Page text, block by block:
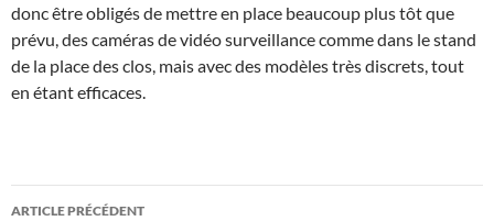
donc être obligés de mettre en place beaucoup plus tôt que
prévu, des caméras de vidéo surveillance comme dans le stand
de la place des clos, mais avec des modèles très discrets, tout
en étant efficaces.
Navigation
ARTICLE PRÉCÉDENT